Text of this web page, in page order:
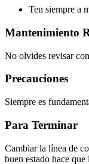
Ten siempre a
Mantenimiento
No olvides revisar
Precauciones
Siempre es
Para Terminar
Cambiar la línea de
buen estado hace